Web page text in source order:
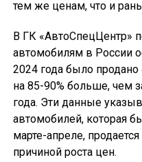
тем же ценам, что и
В ГК «АвтоСпецЦентр»
автомобилям в России
2024 года было
на 85-90% больше, чем
года. Эти данные
автомобилей, которая
марте-апреле,
причиной роста цен.